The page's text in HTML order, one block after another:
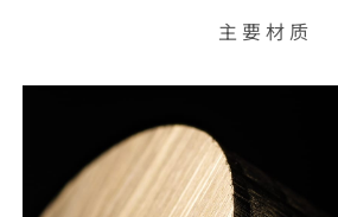
主要材质